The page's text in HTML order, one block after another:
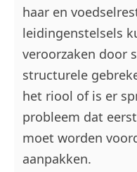
haar en
leidingenstelsels
veroorzaken door
structurele
het riool of is er
probleem dat
moet worden
aanpakken.